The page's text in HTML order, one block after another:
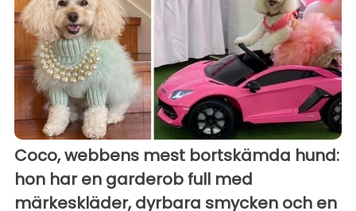
Coco, webbens mest bortskämda hund:
hon har en garderob full med
märkeskläder, dyrbara smycken och en